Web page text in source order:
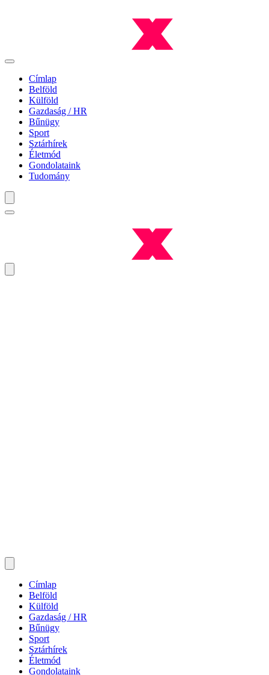
Címlap
Belföld
Külföld
Gazdaság / HR
Bűnügy
Sport
Sztárhírek
Életmód
Gondolataink
Tudomány
Címlap
Belföld
Külföld
Gazdaság / HR
Bűnügy
Sport
Sztárhírek
Életmód
Gondolataink